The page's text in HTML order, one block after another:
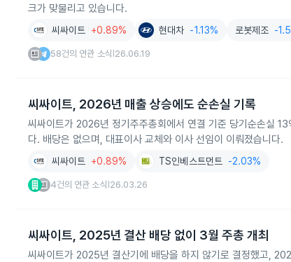
크가 맞물리고 있습니다.
씨싸이트 +0.89% 현대차 -1.13% 로봇제조 -
58건의 연관 소식 26.06.19
씨싸이트, 2026년 매출 상승에도 순손실 기록
씨싸이트가 2026년 정기주주총회에서 연결 기준 당기순손실
다. 배당은 없으며, 대표이사 교체와 이사 선임이 이뤄졌습니다.
씨싸이트 +0.89% TS인베스트먼트 -2.03%
4건의 연관 소식 26.03.26
씨싸이트, 2025년 결산 배당 없이 3월 주총 개최
씨싸이트가 2025년 결산기에 배당을 하지 않기로 결정했고,